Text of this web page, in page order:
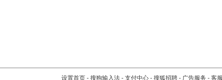
设置首页 - 搜狗输入法 - 支付中心 - 搜狐招聘 - 广告服务 - 客